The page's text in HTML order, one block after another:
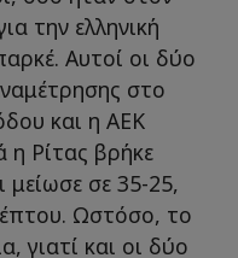
την ελληνική
Αυτοί οι δύο
στο
και η ΑΕΚ
η Ρίτας βρήκε
μείωσε σε 35-25,
Ωστόσο, το
γιατί και οι δύο